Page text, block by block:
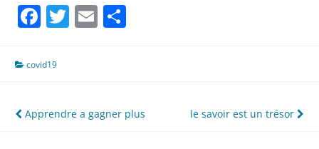
Facebook
Twitter
Email
covid19
Navigation
Apprendre a gagner plus le savoir est un trésor